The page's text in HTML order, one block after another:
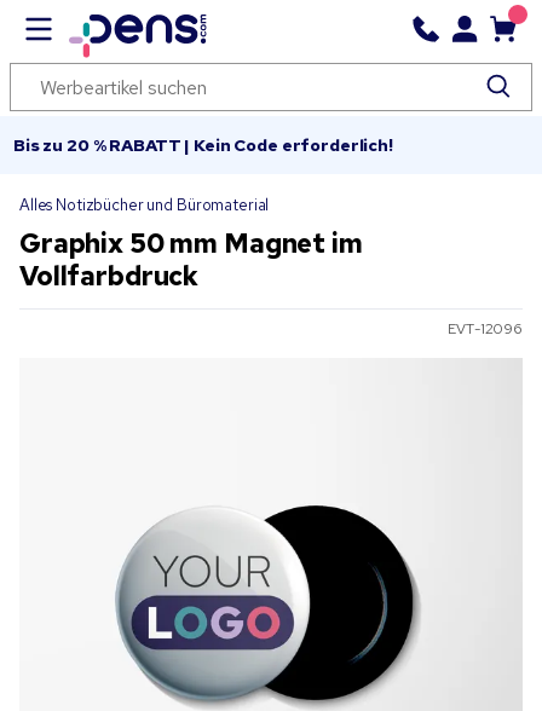
Bis zu 20 % RABATT | Kein Code erforderlich!
Alles Notizbücher und Büromaterial
Graphix 50 mm Magnet im
Vollfarbdruck
EVT-12096